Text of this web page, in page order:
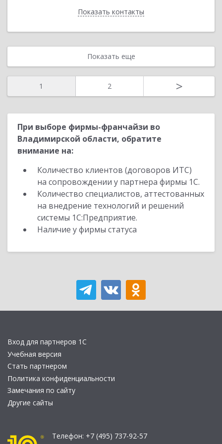
Показать контакты
Назад
Показать еще
1 2 >
При выборе фирмы-франчайзи во
Владимирской области, обратите
внимание на:
Количество клиентов (договоров ИТС)
на сопровождении у партнера фирмы 1С.
Количество специалистов, аттестованных
на внедрение технологий и решений
системы 1С:Предприятие.
Наличие у фирмы статуса
Вход для партнеров 1С
Учебная версия
Стать партнером
Политика конфиденциальности
Замечания по сайту
Другие сайты
Телефон: +7 (495) 737-92-57